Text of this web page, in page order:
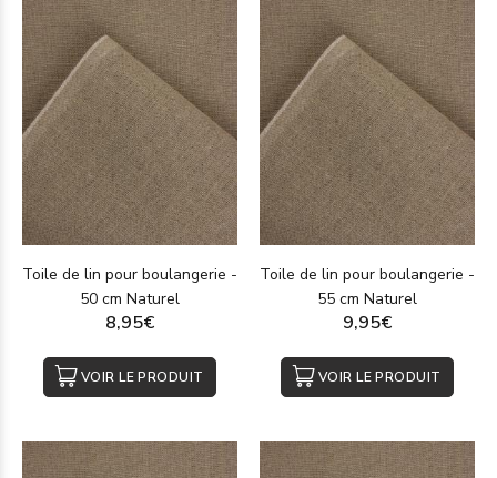
Toile de lin pour boulangerie -
50 cm Naturel
8,95€
VOIR LE PRODUIT
Toile de lin pour boulangerie -
55 cm Naturel
9,95€
VOIR LE PRODUIT